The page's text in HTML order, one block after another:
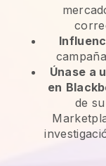
Únase a
en
de